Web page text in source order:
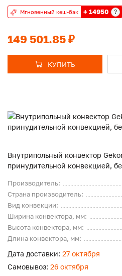
149 501.85 ₽
Мгновенный кеш-бэк + 14950 ?
КУПИТЬ
Внутрипольный конвектор
принудительной конвекцией,
Производитель:
Страна производитель:
Вид конвекции:
Ширина конвектора, мм:
Высота конвектора, мм:
Длина конвектора, мм:
Дата доставки: 27 октября
Самовывоз: 26 октября